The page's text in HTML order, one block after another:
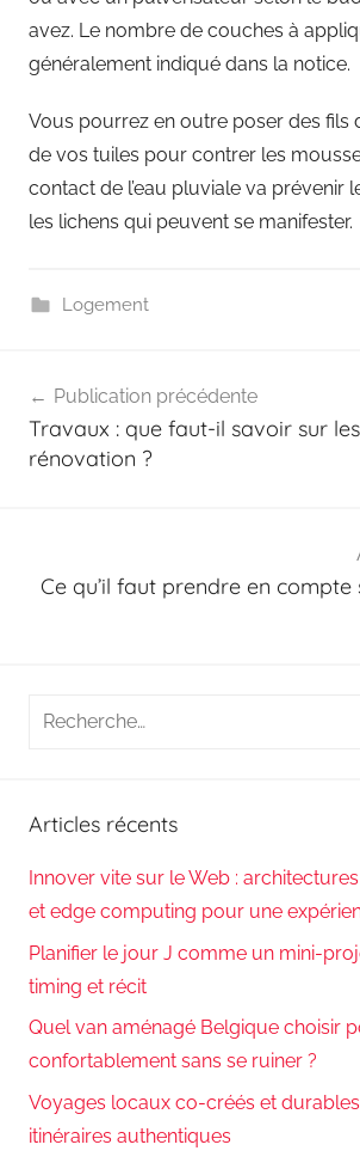
avez. Le nombre de couches à
généralement indiqué dans la notice.
Vous pourrez en outre poser des fils
de vos tuiles pour contrer les
contact de l’eau pluviale va prévenir
les lichens qui peuvent se manifester.
Logement
de
l’article
Publication précédente
Travaux : que faut-il savoir sur
rénovation ?
Ce qu’il faut prendre en compte
Recherche
Articles récents
Innover vite sur le Web :
et edge computing pour une
Planifier le jour J comme un mini-
timing et récit
Quel van aménagé Belgique choisir
confortablement sans se ruiner ?
Voyages locaux co-créés et
itinéraires authentiques